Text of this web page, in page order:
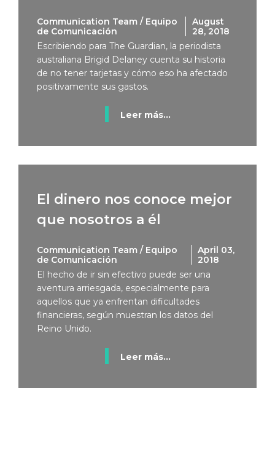
Communication Team / Equipo
de Comunicación
August
28, 2018
Escribiendo para The Guardian, la periodista
australiana Brigid Delaney cuenta su historia
de no tener tarjetas y cómo eso ha afectado
positivamente sus gastos.
Leer más...
El dinero nos conoce mejor
que nosotros a él
Communication Team / Equipo
de Comunicación
April 03,
2018
El hecho de ir sin efectivo puede ser una
aventura arriesgada, especialmente para
aquellos que ya enfrentan dificultades
financieras, según muestran los datos del
Reino Unido.
Leer más...